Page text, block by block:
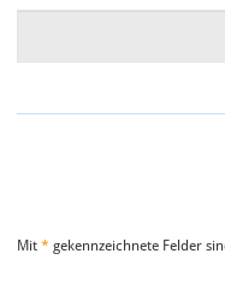
Mit * gekennzeichnete Felder